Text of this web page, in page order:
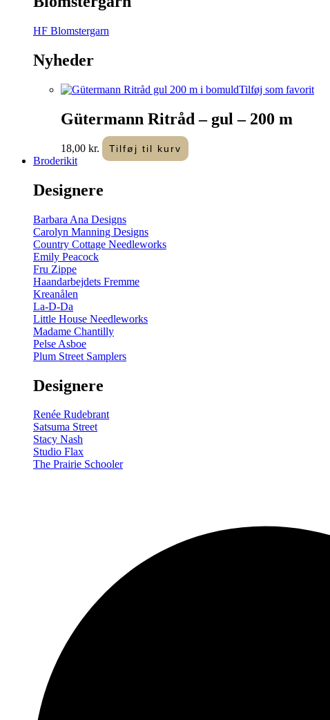
HF Blomstergarn
Nyheder
Tilføj som favorit
Gütermann Ritråd – gul – 200 m
18,00 kr. Tilføj til kurv
Broderikit
Designere
Barbara Ana Designs
Carolyn Manning Designs
Country Cottage Needleworks
Emily Peacock
Fru Zippe
Haandarbejdets Fremme
Kreanålen
La-D-Da
Little House Needleworks
Madame Chantilly
Pelse Asboe
Plum Street Samplers
Designere
Renée Rudebrant
Satsuma Street
Stacy Nash
Studio Flax
The Prairie Schooler